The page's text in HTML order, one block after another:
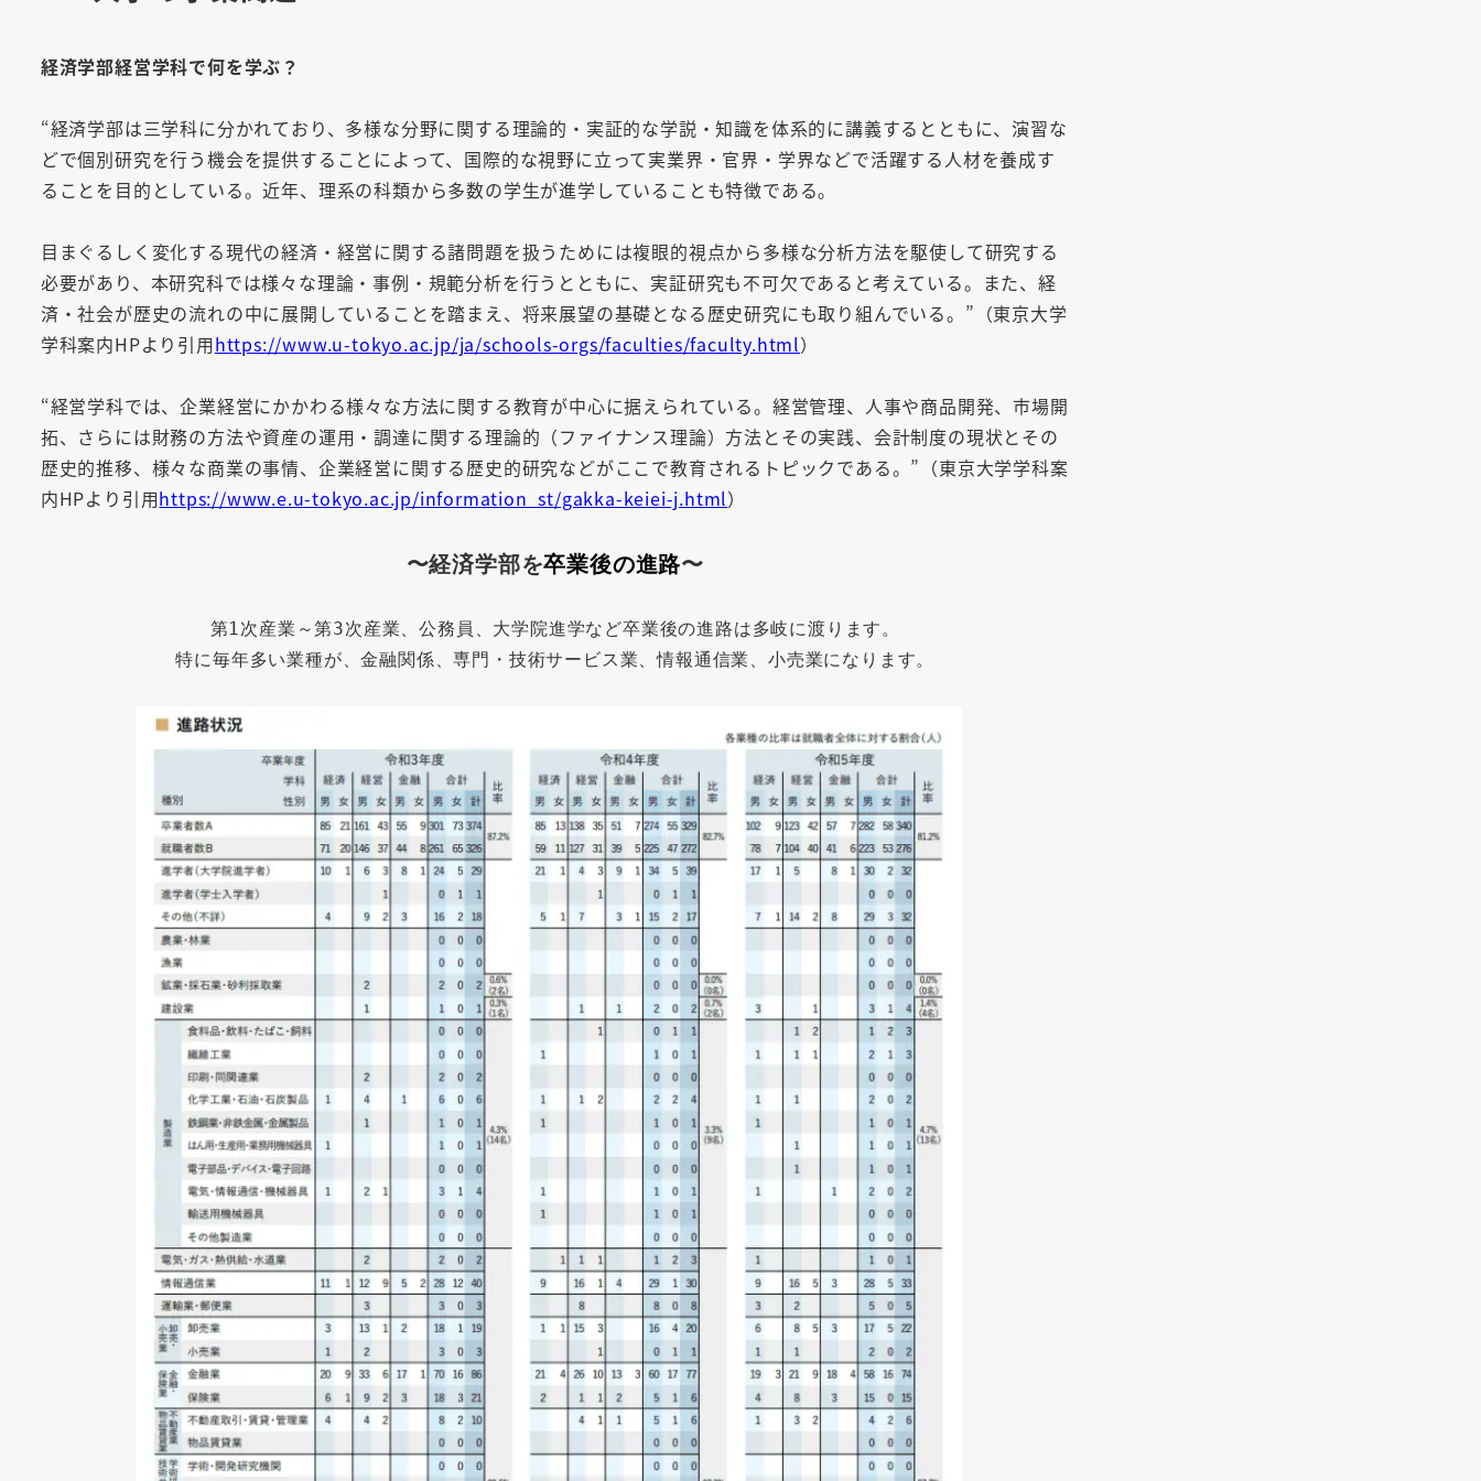
経済学部経営学科で何を学ぶ？
“経済学部は三学科に分かれており、多様な分野に関する理論的・実証的な学説・知識を体系的に講義するとともに、演習な
どで個別研究を行う機会を提供することによって、国際的な視野に立って実業界・官界・学界などで活躍する人材を養成す
ることを目的としている。近年、理系の科類から多数の学生が進学していることも特徴である。
目まぐるしく変化する現代の経済・経営に関する諸問題を扱うためには複眼的視点から多様な分析方法を駆使して研究する
必要があり、本研究科では様々な理論・事例・規範分析を行うとともに、実証研究も不可欠であると考えている。また、経
済・社会が歴史の流れの中に展開していることを踏まえ、将来展望の基礎となる歴史研究にも取り組んでいる。”（東京大学
学科案内HPより引用https://www.u-tokyo.ac.jp/ja/schools-orgs/faculties/faculty.html）
“経営学科では、企業経営にかかわる様々な方法に関する教育が中心に据えられている。経営管理、人事や商品開発、市場開
拓、さらには財務の方法や資産の運用・調達に関する理論的（ファイナンス理論）方法とその実践、会計制度の現状とその
歴史的推移、様々な商業の事情、企業経営に関する歴史的研究などがここで教育されるトピックである。”（東京大学学科案
内HPより引用https://www.e.u-tokyo.ac.jp/information_st/gakka-keiei-j.html）
〜経済学部を卒業後の進路〜
第1次産業～第3次産業、公務員、大学院進学など卒業後の進路は多岐に渡ります。
特に毎年多い業種が、金融関係、専門・技術サービス業、情報通信業、小売業になります。